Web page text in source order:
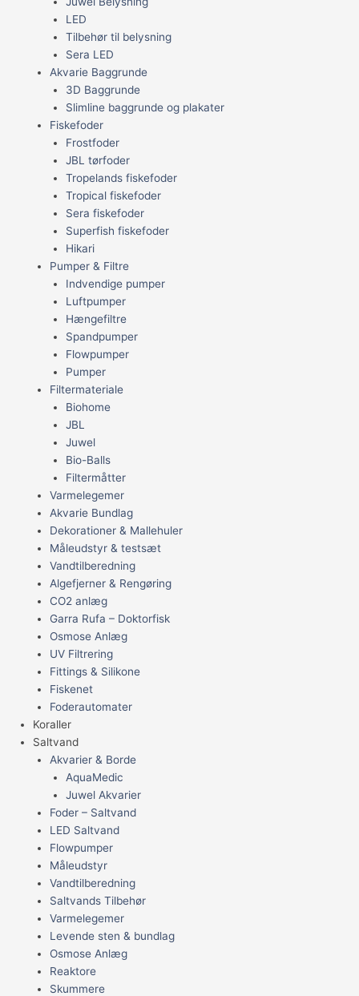
LED
Tilbehør til belysning
Sera LED
Akvarie Baggrunde
3D Baggrunde
Slimline baggrunde og plakater
Fiskefoder
Frostfoder
JBL tørfoder
Tropelands fiskefoder
Tropical fiskefoder
Sera fiskefoder
Superfish fiskefoder
Hikari
Pumper & Filtre
Indvendige pumper
Luftpumper
Hængefiltre
Spandpumper
Flowpumper
Pumper
Filtermateriale
Biohome
JBL
Juwel
Bio-Balls
Filtermåtter
Varmelegemer
Akvarie Bundlag
Dekorationer & Mallehuler
Måleudstyr & testsæt
Vandtilberedning
Algefjerner & Rengøring
CO2 anlæg
Garra Rufa – Doktorfisk
Osmose Anlæg
UV Filtrering
Fittings & Silikone
Fiskenet
Foderautomater
Koraller
Saltvand
Akvarier & Borde
AquaMedic
Juwel Akvarier
Foder – Saltvand
LED Saltvand
Flowpumper
Måleudstyr
Vandtilberedning
Saltvands Tilbehør
Varmelegemer
Levende sten & bundlag
Osmose Anlæg
Reaktore
Skummere